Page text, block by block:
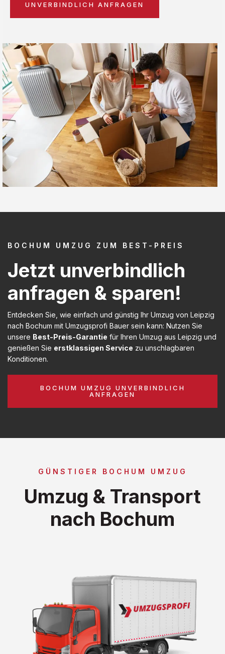
UNVERBINDLICH ANFRAGEN
BOCHUM UMZUG ZUM BEST-PREIS
Jetzt unverbindlich
anfragen & sparen!
Entdecken Sie, wie einfach und günstig Ihr Umzug von Leipzig
nach Bochum mit Umzugsprofi Bauer sein kann: Nutzen Sie
unsere Best-Preis-Garantie für Ihren Umzug aus Leipzig und
genießen Sie erstklassigen Service zu unschlagbaren
Konditionen.
BOCHUM UMZUG UNVERBINDLICH
ANFRAGEN
GÜNSTIGER BOCHUM UMZUG
Umzug & Transport
nach Bochum